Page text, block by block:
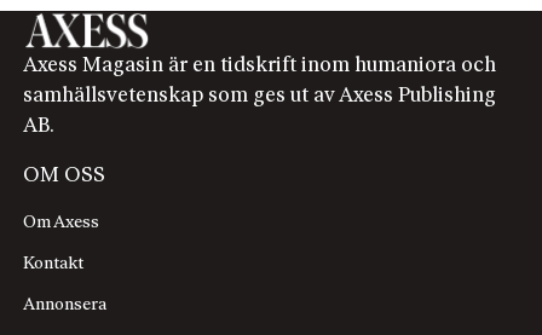
Axess Magasin är en tidskrift inom humaniora och
samhällsvetenskap som ges ut av Axess Publishing
AB.
OM OSS
Om Axess
Kontakt
Annonsera